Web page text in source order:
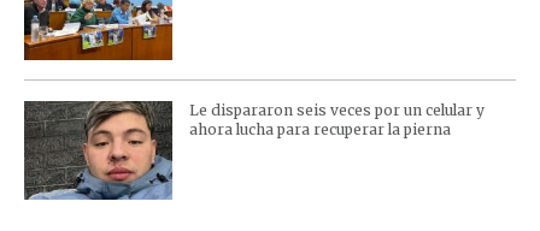
Le dispararon seis veces por un celular y
ahora lucha para recuperar la pierna